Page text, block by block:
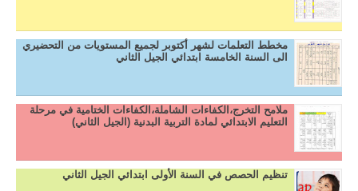
مخطط التعلمات لشهر أكتوبر لجميع المستويات من التحضيري
الى السنة الخامسة ابتدائي الجيل الثاني
ملامح التخرج،الكفاءات الشاملة،الكفاءات الختامية في مرحلة
التعليم الابتدائي لمادة التربية البدنية (الجيل الثاني)
تنظيم الحصص في السنة الأولى ابتدائي الجيل الثاني